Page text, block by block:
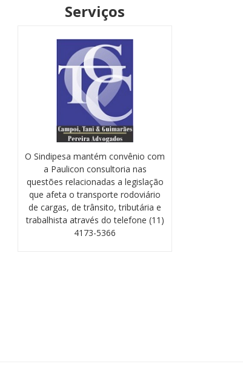
Serviços
O Sindipesa mantém convênio com
a Paulicon consultoria nas
questões relacionadas a legislação
que afeta o transporte rodoviário
de cargas, de trânsito, tributária e
trabalhista através do telefone (11)
4173-5366